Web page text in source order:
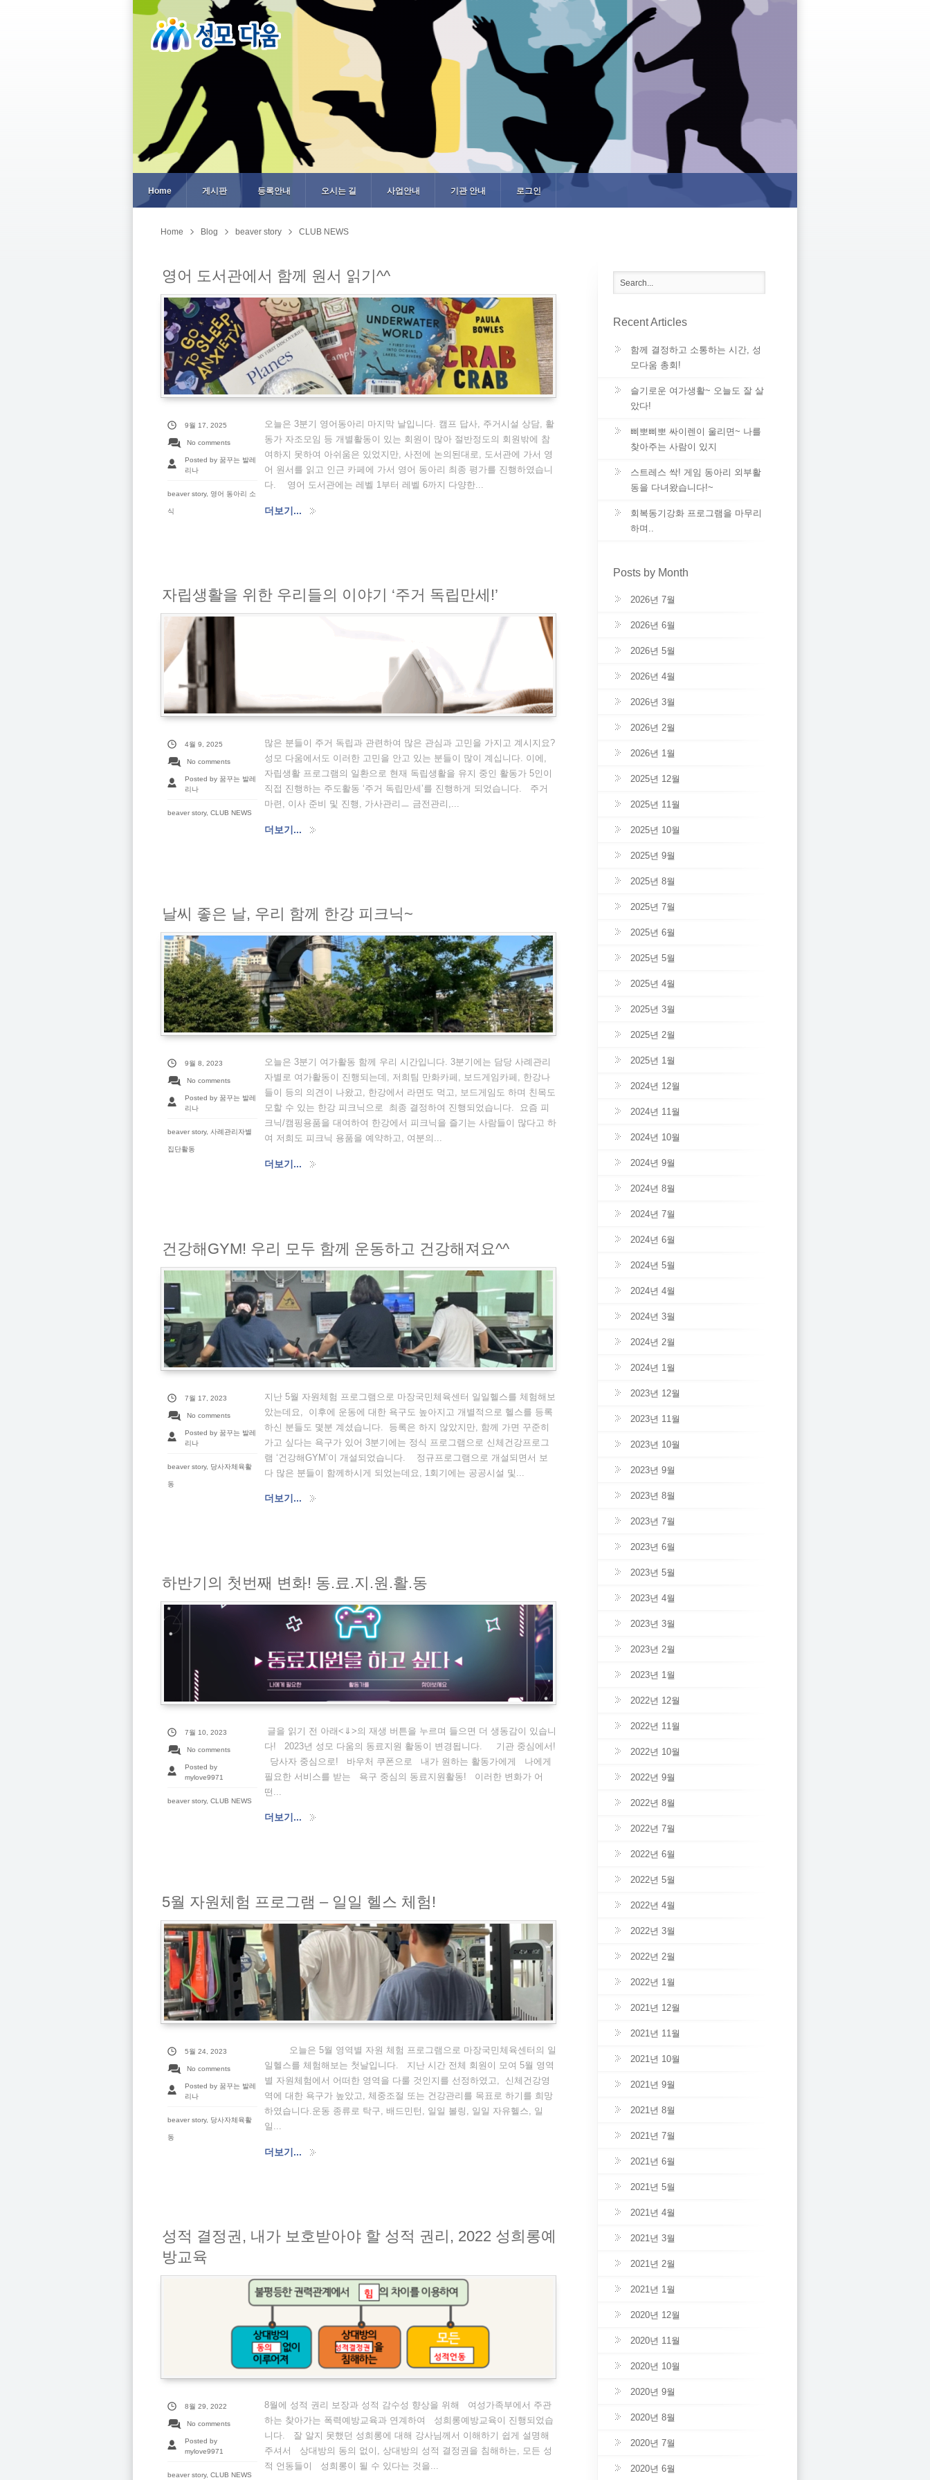
Home 게시판 등록안내 오시는 길 사업안내 기관 안내 로그인
Home Blog beaver story CLUB NEWS
영어 도서관에서 함께 원서 읽기^^
9월 17, 2025
No comments
Posted by 꿈꾸는 발레
리나
beaver story, 영어 동아리 소
식
오늘은 3분기 영어동아리 마지막 날입니다. 캠프 답사, 주거시설 상담, 활
동가 자조모임 등 개별활동이 있는 회원이 많아 절반정도의 회원밖에 참
여하지 못하여 아쉬움은 있었지만, 사전에 논의된대로, 도서관에 가서 영
어 원서를 읽고 인근 카페에 가서 영어 동아리 최종 평가를 진행하였습니
다. 영어 도서관에는 레벨 1부터 레벨 6까지 다양한...
더보기...
자립생활을 위한 우리들의 이야기 ‘주거 독립만세!’
4월 9, 2025
No comments
Posted by 꿈꾸는 발레
리나
beaver story, CLUB NEWS
많은 분들이 주거 독립과 관련하여 많은 관심과 고민을 가지고 계시지요?
성모 다움에서도 이러한 고민을 안고 있는 분들이 많이 계십니다. 이에,
자립생활 프로그램의 일환으로 현재 독립생활을 유지 중인 활동가 5인이
직접 진행하는 주도활동 ‘주거 독립만세’를 진행하게 되었습니다. 주거
마련, 이사 준비 및 진행, 가사관리ㅡ 금전관리,...
더보기...
날씨 좋은 날, 우리 함께 한강 피크닉~
9월 8, 2023
No comments
Posted by 꿈꾸는 발레
리나
beaver story, 사례관리자별
집단활동
오늘은 3분기 여가활동 함께 우리 시간입니다. 3분기에는 담당 사례관리
자별로 여가활동이 진행되는데, 저희팀 만화카페, 보드게임카페, 한강나
들이 등의 의견이 나왔고, 한강에서 라면도 먹고, 보드게임도 하며 친목도
모할 수 있는 한강 피크닉으로 최종 결정하여 진행되었습니다. 요즘 피
크닉/캠핑용품을 대여하여 한강에서 피크닉을 즐기는 사람들이 많다고 하
여 저희도 피크닉 용품을 예약하고, 여분의...
더보기...
건강해GYM! 우리 모두 함께 운동하고 건강해져요^^
7월 17, 2023
No comments
Posted by 꿈꾸는 발레
리나
beaver story, 당사자체육활
동
지난 5월 자원체험 프로그램으로 마장국민체육센터 일일헬스를 체험해보
았는데요, 이후에 운동에 대한 욕구도 높아지고 개별적으로 헬스를 등록
하신 분들도 몇분 계셨습니다. 등록은 하지 않았지만, 함께 가면 꾸준히
가고 싶다는 욕구가 있어 3분기에는 정식 프로그램으로 신체건강프로그
램 ‘건강해GYM’이 개설되었습니다. 정규프로그램으로 개설되면서 보
다 많은 분들이 함께하시게 되었는데요, 1회기에는 공공시설 및...
더보기...
하반기의 첫번째 변화! 동.료.지.원.활.동
7월 10, 2023
No comments
Posted by
mylove9971
beaver story, CLUB NEWS
글을 읽기 전 아래<⇓>의 재생 버튼을 누르며 들으면 더 생동감이 있습니
다! 2023년 성모 다움의 동료지원 활동이 변경됩니다. 기관 중심에서!
당사자 중심으로! 바우처 쿠폰으로 내가 원하는 활동가에게 나에게
필요한 서비스를 받는 욕구 중심의 동료지원활동! 이러한 변화가 어
떤...
더보기...
5월 자원체험 프로그램 – 일일 헬스 체험!
5월 24, 2023
No comments
Posted by 꿈꾸는 발레
리나
beaver story, 당사자체육활
동
오늘은 5월 영역별 자원 체험 프로그램으로 마장국민체육센터의 일
일헬스를 체험해보는 첫날입니다. 지난 시간 전체 회원이 모여 5월 영역
별 자원체험에서 어떠한 영역을 다룰 것인지를 선정하였고, 신체건강영
역에 대한 욕구가 높았고, 체중조절 또는 건강관리를 목표로 하기를 희망
하였습니다.운동 종류로 탁구, 배드민턴, 일일 볼링, 일일 자유헬스, 일
일...
더보기...
성적 결정권, 내가 보호받아야 할 성적 권리, 2022 성희롱예
방교육
8월 29, 2022
No comments
Posted by
mylove9971
beaver story, CLUB NEWS
8월에 성적 권리 보장과 성적 감수성 향상을 위해 여성가족부에서 주관
하는 찾아가는 폭력예방교육과 연계하여 성희롱예방교육이 진행되었습
니다. 잘 알지 못했던 성희롱에 대해 강사님께서 이해하기 쉽게 설명해
주셔서 상대방의 동의 없이, 상대방의 성적 결정권을 침해하는, 모든 성
적 언동들이 성희롱이 될 수 있다는 것을...
Recent Articles
함께 결정하고 소통하는 시간, 성
모다움 총회!
슬기로운 여가생활~ 오늘도 잘 살
았다!
삐뽀삐뽀 싸이렌이 울리면~ 나를
찾아주는 사람이 있지
스트레스 싹! 게임 동아리 외부활
동을 다녀왔습니다!~
회복동기강화 프로그램을 마무리
하며..
Posts by Month
2026년 7월
2026년 6월
2026년 5월
2026년 4월
2026년 3월
2026년 2월
2026년 1월
2025년 12월
2025년 11월
2025년 10월
2025년 9월
2025년 8월
2025년 7월
2025년 6월
2025년 5월
2025년 4월
2025년 3월
2025년 2월
2025년 1월
2024년 12월
2024년 11월
2024년 10월
2024년 9월
2024년 8월
2024년 7월
2024년 6월
2024년 5월
2024년 4월
2024년 3월
2024년 2월
2024년 1월
2023년 12월
2023년 11월
2023년 10월
2023년 9월
2023년 8월
2023년 7월
2023년 6월
2023년 5월
2023년 4월
2023년 3월
2023년 2월
2023년 1월
2022년 12월
2022년 11월
2022년 10월
2022년 9월
2022년 8월
2022년 7월
2022년 6월
2022년 5월
2022년 4월
2022년 3월
2022년 2월
2022년 1월
2021년 12월
2021년 11월
2021년 10월
2021년 9월
2021년 8월
2021년 7월
2021년 6월
2021년 5월
2021년 4월
2021년 3월
2021년 2월
2021년 1월
2020년 12월
2020년 11월
2020년 10월
2020년 9월
2020년 8월
2020년 7월
2020년 6월